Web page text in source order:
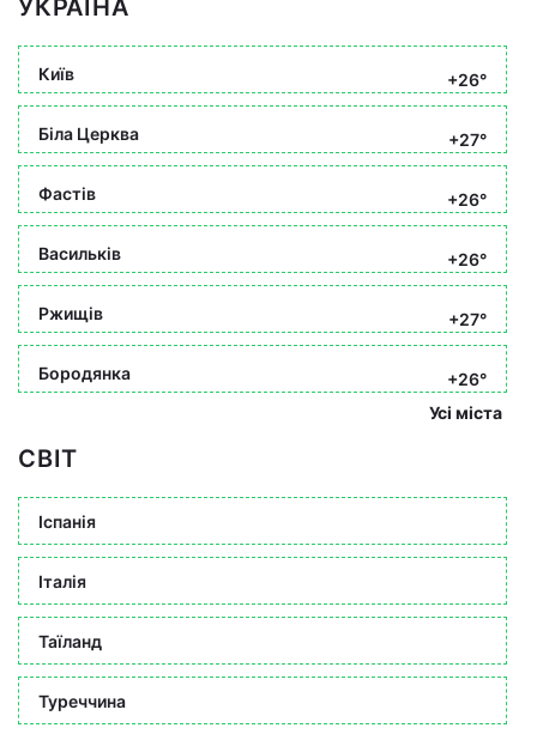
УКРАЇНА
Київ +26°
Біла Церква +27°
Фастів +26°
Васильків +26°
Ржищів +27°
Бородянка
+26°
Усі міста
СВІТ
Іспанія
Італія
Таїланд
Туреччина